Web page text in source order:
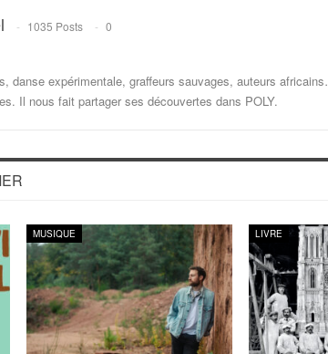
1035 Posts
0
danse expérimentale, graffeurs sauvages, auteurs
Il nous fait partager ses découvertes dans POLY.
MUSIQUE LIVRE